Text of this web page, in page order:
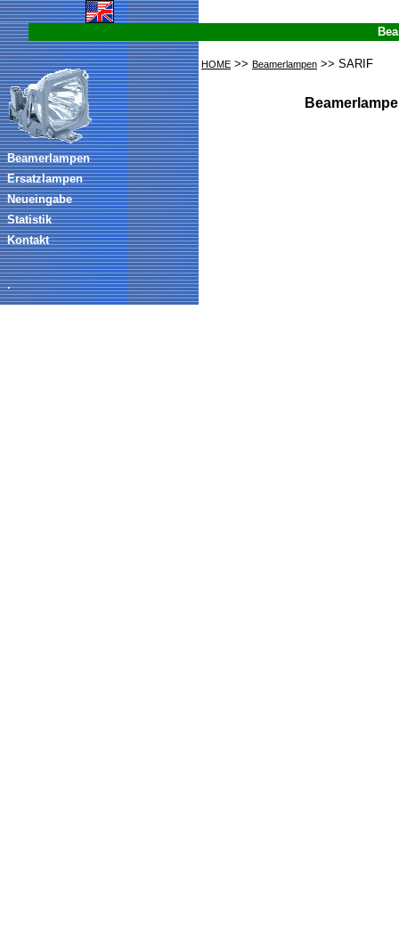
Beamerlampen
Ersatzlampen
Neueingabe
Statistik
Kontakt
.
HOME >> Beamerlampen >> SARIF